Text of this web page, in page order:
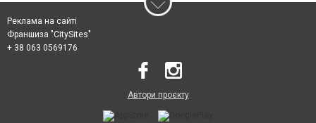
Реклама на сайті
Франшиза "CitySites"
+ 38 063 0569176
Автори проєкту